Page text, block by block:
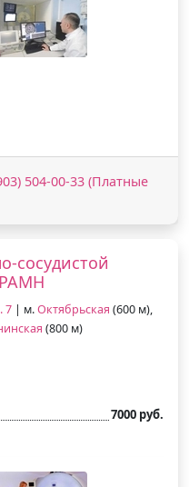
504-00-33 (Платные
сосудистой
7 | м.Октябрьская (600 м),
(800 м)
7000 руб.